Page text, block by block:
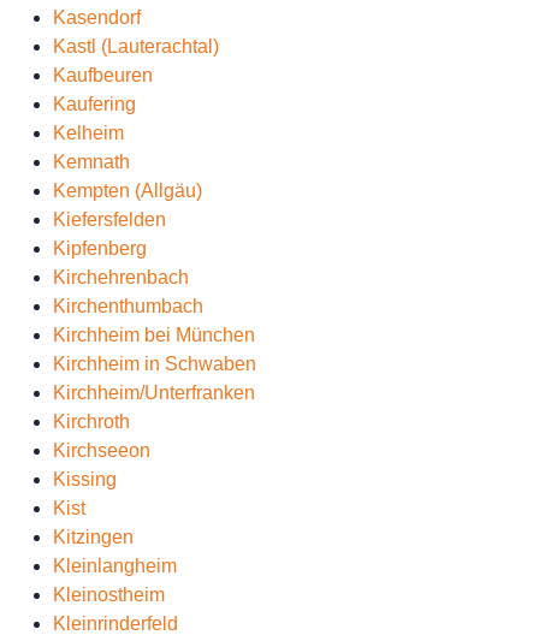
Kasendorf
Kastl (Lauterachtal)
Kaufbeuren
Kaufering
Kelheim
Kemnath
Kempten (Allgäu)
Kiefersfelden
Kipfenberg
Kirchehrenbach
Kirchenthumbach
Kirchheim bei München
Kirchheim in Schwaben
Kirchheim/Unterfranken
Kirchroth
Kirchseeon
Kissing
Kist
Kitzingen
Kleinlangheim
Kleinostheim
Kleinrinderfeld